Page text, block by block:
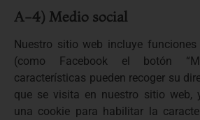
A-4) Medio social
Nuestro sitio web incluye
(como Facebook el botón
características pueden recoger su
que se visita en nuestro sitio web,
una cookie para habilitar la